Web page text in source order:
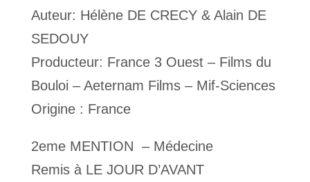
Auteur: Hélène DE CRECY & Alain DE
SEDOUY
Producteur: France 3 Ouest – Films du
Bouloi – Aeternam Films – Mif-Sciences
Origine : France
2eme MENTION – Médecine
Remis à LE JOUR D’AVANT